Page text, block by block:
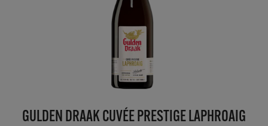
GULDEN DRAAK CUVÉE PRESTIGE LAPHROAIG